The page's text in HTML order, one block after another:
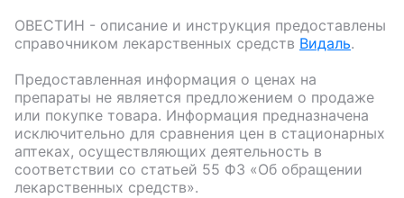
ОВЕСТИН - описание и инструкция предоставлены
справочником лекарственных средств Видаль.
Предоставленная информация о ценах на
препараты не является предложением о продаже
или покупке товара. Информация предназначена
исключительно для сравнения цен в стационарных
аптеках, осуществляющих деятельность в
соответствии со статьей 55 ФЗ «Об обращении
лекарственных средств».